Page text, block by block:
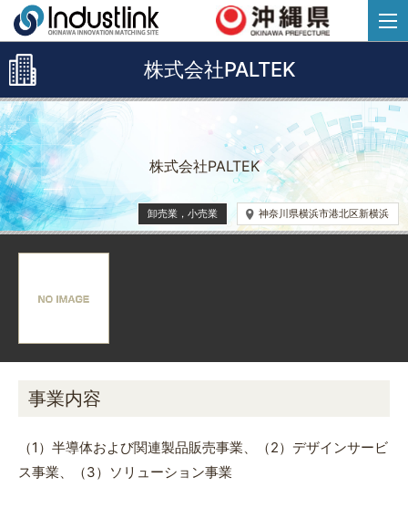
株式会社PALTEK
株式会社PALTEK
卸売業，小売業 神奈川県横浜市港北区新横浜
事業内容
（1）半導体および関連製品販売事業、（2）デザインサービ
ス事業、（3）ソリューション事業